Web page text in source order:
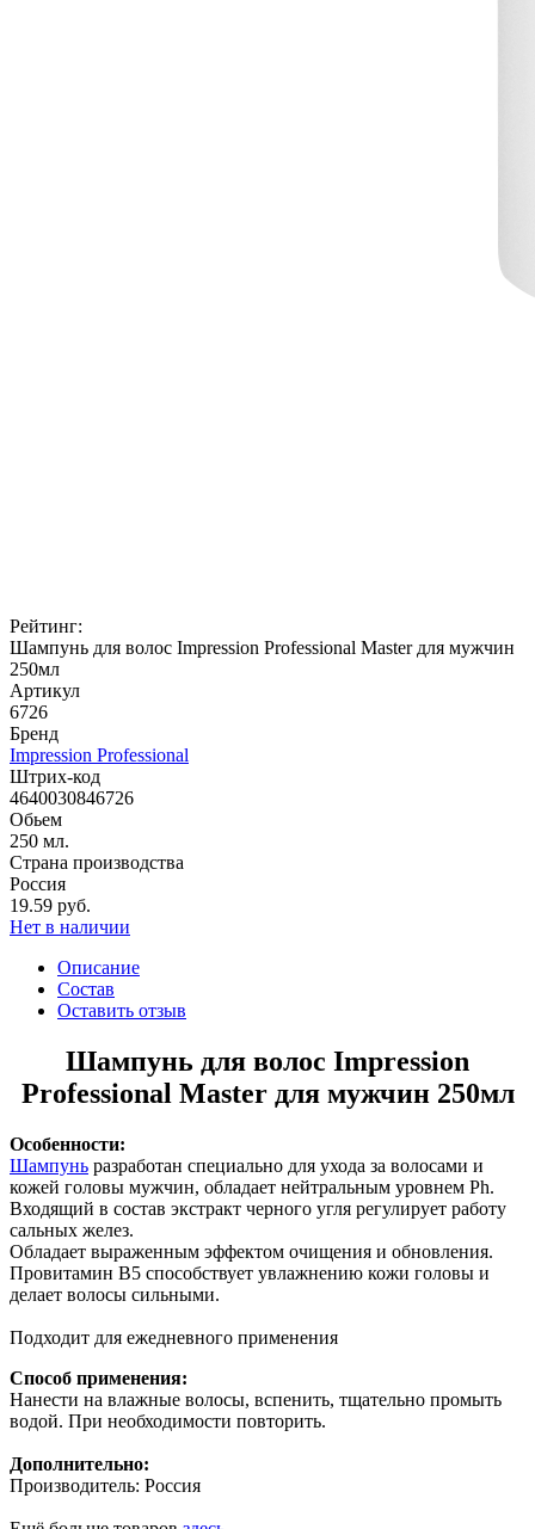
Рейтинг:
Шампунь для волос Impression Professional Master для мужчин
250мл
Артикул
6726
Бренд
Impression Professional
Штрих-код
4640030846726
Обьем
250 мл.
Страна производства
Россия
19.59 руб.
Нет в наличии
Описание
Состав
Оставить отзыв
Шампунь для волос Impression
Professional Master для мужчин 250мл
Особенности:
Шампунь разработан специально для ухода за волосами и
кожей головы мужчин, обладает нейтральным уровнем Ph.
Входящий в состав экстракт черного угля регулирует работу
сальных желез.
Обладает выраженным эффектом очищения и обновления.
Провитамин В5 способствует увлажнению кожи головы и
делает волосы сильными.
Подходит для ежедневного применения
Способ применения:
Нанести на влажные волосы, вспенить, тщательно промыть
водой. При необходимости повторить.
Дополнительно:
Производитель: Россия